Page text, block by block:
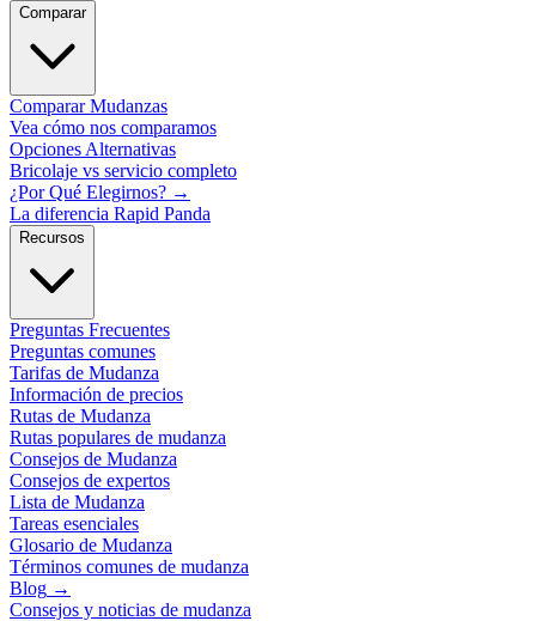
Comparar
Comparar Mudanzas
Vea cómo nos comparamos
Opciones Alternativas
Bricolaje vs servicio completo
¿Por Qué Elegirnos? →
La diferencia Rapid Panda
Recursos
Preguntas Frecuentes
Preguntas comunes
Tarifas de Mudanza
Información de precios
Rutas de Mudanza
Rutas populares de mudanza
Consejos de Mudanza
Consejos de expertos
Lista de Mudanza
Tareas esenciales
Glosario de Mudanza
Términos comunes de mudanza
Blog →
Consejos y noticias de mudanza